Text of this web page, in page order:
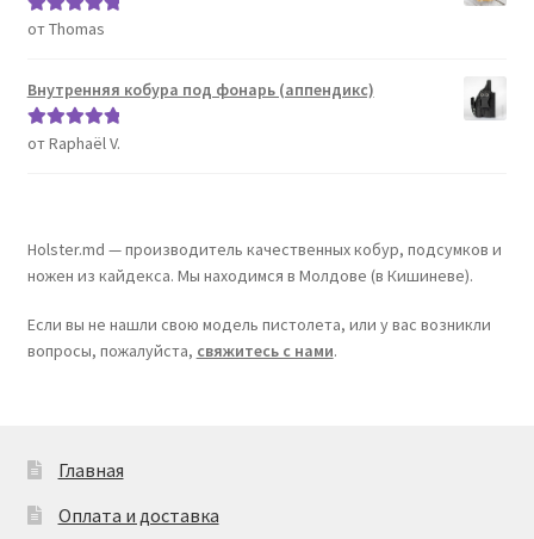
Оценка5из
от Thomas
Внутренняя кобура под фонарь (аппендикс)
Оценка5из
от Raphaël V.
Holster.md — производитель качественных кобур, подсумков и
ножен из кайдекса. Мы находимся в Молдове (в Кишиневе).
Если вы не нашли свою модель пистолета, или у вас возникли
вопросы, пожалуйста, свяжитесь с нами.
Главная
Оплата и доставка